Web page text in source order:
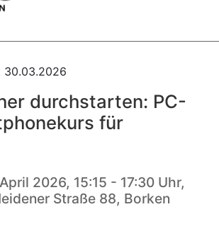
30.03.2026
durchstarten: PC-
für
2026, 15:15 - 17:30 Uhr,
Straße 88, Borken